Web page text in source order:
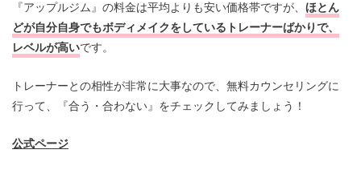
『アップルジム』の料金は平均よりも安い価格帯ですが、 ほとん
どが自分自身でもボディメイクをしているトレーナーばかりで、
レベルが高いです。
トレーナーとの相性が非常に大事なので、無料カウンセリングに
行って、『合う・合わない』をチェックしてみましょう！
公式ページ